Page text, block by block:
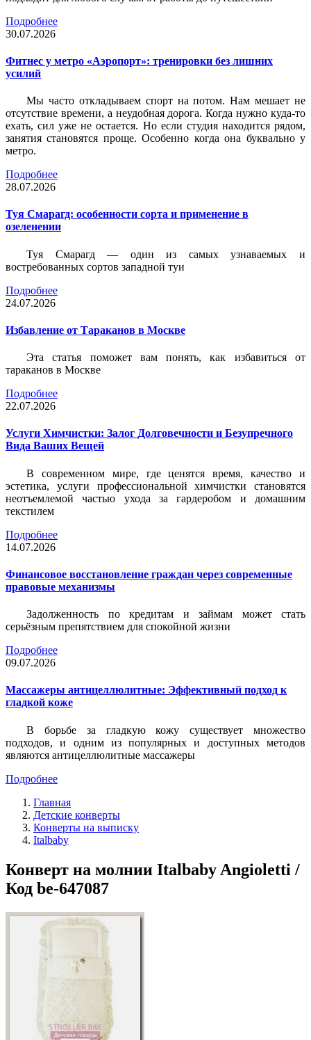
Подробнее
30.07.2026
Фитнес у метро «Аэропорт»: тренировки без лишних
усилий
Мы часто откладываем спорт на потом. Нам мешает не
отсутствие времени, а неудобная дорога. Когда нужно куда-то
ехать, сил уже не остается. Но если студия находится рядом,
занятия становятся проще. Особенно когда она буквально у
метро.
Подробнее
28.07.2026
Туя Смарагд: особенности сорта и применение в
озеленении
Туя Смарагд — один из самых узнаваемых и
востребованных сортов западной туи
Подробнее
24.07.2026
Избавление от Тараканов в Москве
Эта статья поможет вам понять, как избавиться от
тараканов в Москве
Подробнее
22.07.2026
Услуги Химчистки: Залог Долговечности и Безупречного
Вида Ваших Вещей
В современном мире, где ценятся время, качество и
эстетика, услуги профессиональной химчистки становятся
неотъемлемой частью ухода за гардеробом и домашним
текстилем
Подробнее
14.07.2026
Финансовое восстановление граждан через современные
правовые механизмы
Задолженность по кредитам и займам может стать
серьёзным препятствием для спокойной жизни
Подробнее
09.07.2026
Массажеры антицеллюлитные: Эффективный подход к
гладкой коже
В борьбе за гладкую кожу существует множество
подходов, и одним из популярных и доступных методов
являются антицеллюлитные массажеры
Подробнее
Главная
Детские конверты
Конверты на выписку
Italbaby
Конверт на молнии Italbaby Angioletti /
Код be-647087